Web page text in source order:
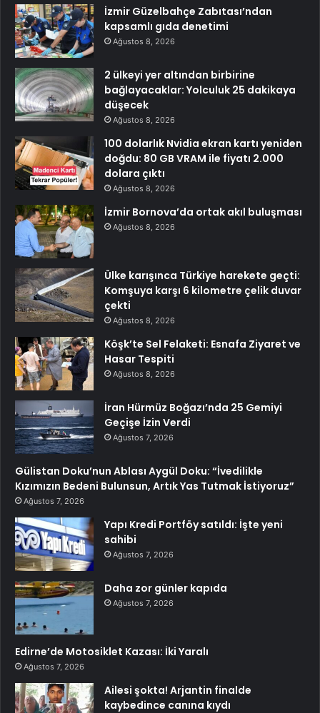
İzmir Güzelbahçe Zabıtası’ndan
kapsamlı gıda denetimi
Ağustos 8, 2026
2 ülkeyi yer altından birbirine
bağlayacaklar: Yolculuk 25 dakikaya
düşecek
Ağustos 8, 2026
100 dolarlık Nvidia ekran kartı yeniden
doğdu: 80 GB VRAM ile fiyatı 2.000
dolara çıktı
Ağustos 8, 2026
İzmir Bornova’da ortak akıl buluşması
Ağustos 8, 2026
Ülke karışınca Türkiye harekete geçti:
Komşuya karşı 6 kilometre çelik duvar
çekti
Ağustos 8, 2026
Köşk’te Sel Felaketi: Esnafa Ziyaret ve
Hasar Tespiti
Ağustos 8, 2026
İran Hürmüz Boğazı’nda 25 Gemiyi
Geçişe İzin Verdi
Ağustos 7, 2026
Gülistan Doku’nun Ablası Aygül Doku: “İvedilikle
Kızımızın Bedeni Bulunsun, Artık Yas Tutmak İstiyoruz”
Ağustos 7, 2026
Yapı Kredi Portföy satıldı: İşte yeni
sahibi
Ağustos 7, 2026
Daha zor günler kapıda
Ağustos 7, 2026
Edirne’de Motosiklet Kazası: İki Yaralı
Ağustos 7, 2026
Ailesi şokta! Arjantin finalde
kaybedince canına kıydı